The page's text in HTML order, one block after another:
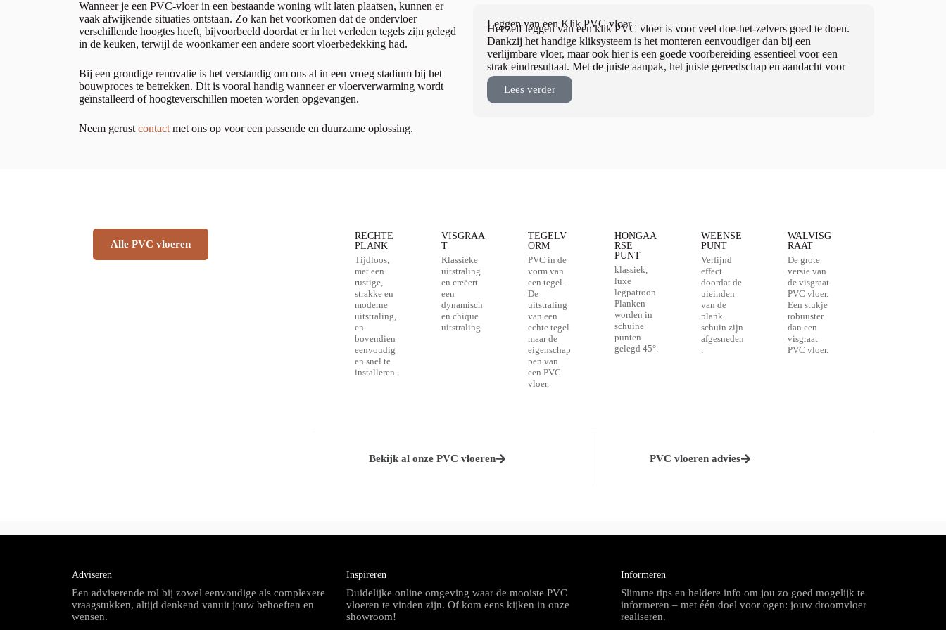
Wanneer je een PVC-vloer in een bestaande woning wilt laten plaatsen, kunnen er
vaak afwijkende situaties ontstaan. Zo kan het voorkomen dat de ondervloer
verschillende hoogtes heeft, bijvoorbeeld doordat er in het verleden tegels zijn gelegd
in de keuken, terwijl de woonkamer een andere soort vloerbedekking had.
Bij een grondige renovatie is het verstandig om ons al in een vroeg stadium bij het
bouwproces te betrekken. Dit is vooral handig wanneer er vloerverwarming wordt
geïnstalleerd of hoogteverschillen moeten worden opgevangen.
Neem gerust contact met ons op voor een passende en duurzame oplossing.
Leggen van een Klik PVC vloer
Het zelf leggen van een klik PVC vloer is voor veel doe-het-zelvers goed te doen.
Dankzij het handige kliksysteem is het monteren eenvoudiger dan bij een
verlijmbare vloer, maar ook hier is een goede voorbereiding essentieel voor een
strak eindresultaat. Met de juiste aanpak, het juiste gereedschap en aandacht voor
Lees verder
Alle PVC vloeren
RECHTE
PLANK
Tijdloos,
met een
rustige,
strakke en
moderne
uitstraling,
en
bovendien
eenvoudig
en snel te
installeren.
VISGRAA
T
Klassieke
uitstraling
en creëert
een
dynamisch
en chique
uitstraling.
TEGELV
ORM
PVC in de
vorm van
een tegel.
De
uitstraling
van een
echte tegel
maar de
eigenschap
pen van
een PVC
vloer.
HONGAA
RSE
PUNT
klassiek,
luxe
legpatroon.
Planken
worden in
schuine
punten
gelegd 45°.
WEENSE
PUNT
Verfijnd
effect
doordat de
uieinden
van de
plank
schuin zijn
afgesneden
.
WALVISG
RAAT
De grote
versie van
de visgraat
PVC vloer.
Een stukje
robuuster
dan een
visgraat
PVC vloer.
Bekijk al onze PVC vloeren PVC vloeren advies
Adviseren
Een adviserende rol bij zowel eenvoudige als complexere
vraagstukken, altijd denkend vanuit jouw behoeften en
wensen.
Inspireren
Duidelijke online omgeving waar de mooiste PVC
vloeren te vinden zijn. Of kom eens kijken in onze
showroom!
Informeren
Slimme tips en heldere info om jou zo goed mogelijk te
informeren – met één doel voor ogen: jouw droomvloer
realiseren.